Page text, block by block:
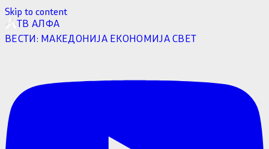
Skip to content
ТВ АЛФА
ВЕСТИ: МАКЕДОНИЈА ЕКОНОМИЈАСВЕТ